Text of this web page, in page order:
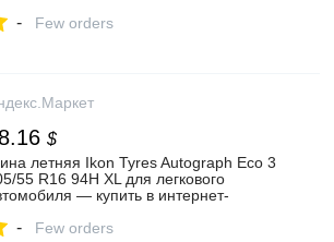
Яндекс Маркете, 4430008419
- Few orders
$
летняя Ikon Tyres Autograph Eco 3
55 R16 94H XL для легкового
— купить в интернет-
- Few orders